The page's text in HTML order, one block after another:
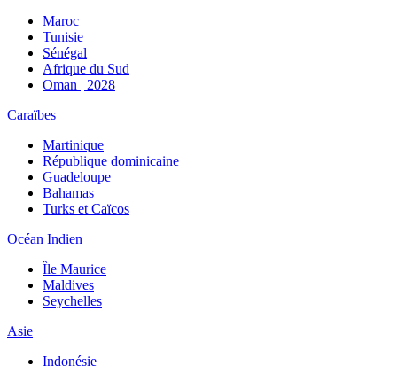
Maroc
Tunisie
Sénégal
Afrique du Sud
Oman | 2028
Caraïbes
Martinique
République dominicaine
Guadeloupe
Bahamas
Turks et Caïcos
Océan Indien
Île Maurice
Maldives
Seychelles
Asie
Indonésie